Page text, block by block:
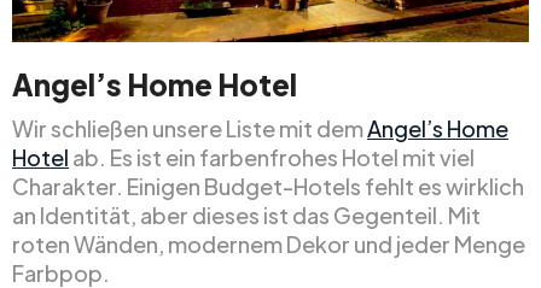
Angel’s Home Hotel
Wir schließen unsere Liste mit demAngel’s Home
Hotel ab. Es ist ein farbenfrohes Hotel mit viel
Charakter. Einigen Budget-Hotels fehlt es wirklich
an Identität, aber dieses ist das Gegenteil. Mit
roten Wänden, modernem Dekor und jeder Menge
Farbpop.